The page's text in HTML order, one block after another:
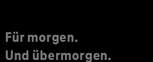
Für morgen.
Und übermorgen.